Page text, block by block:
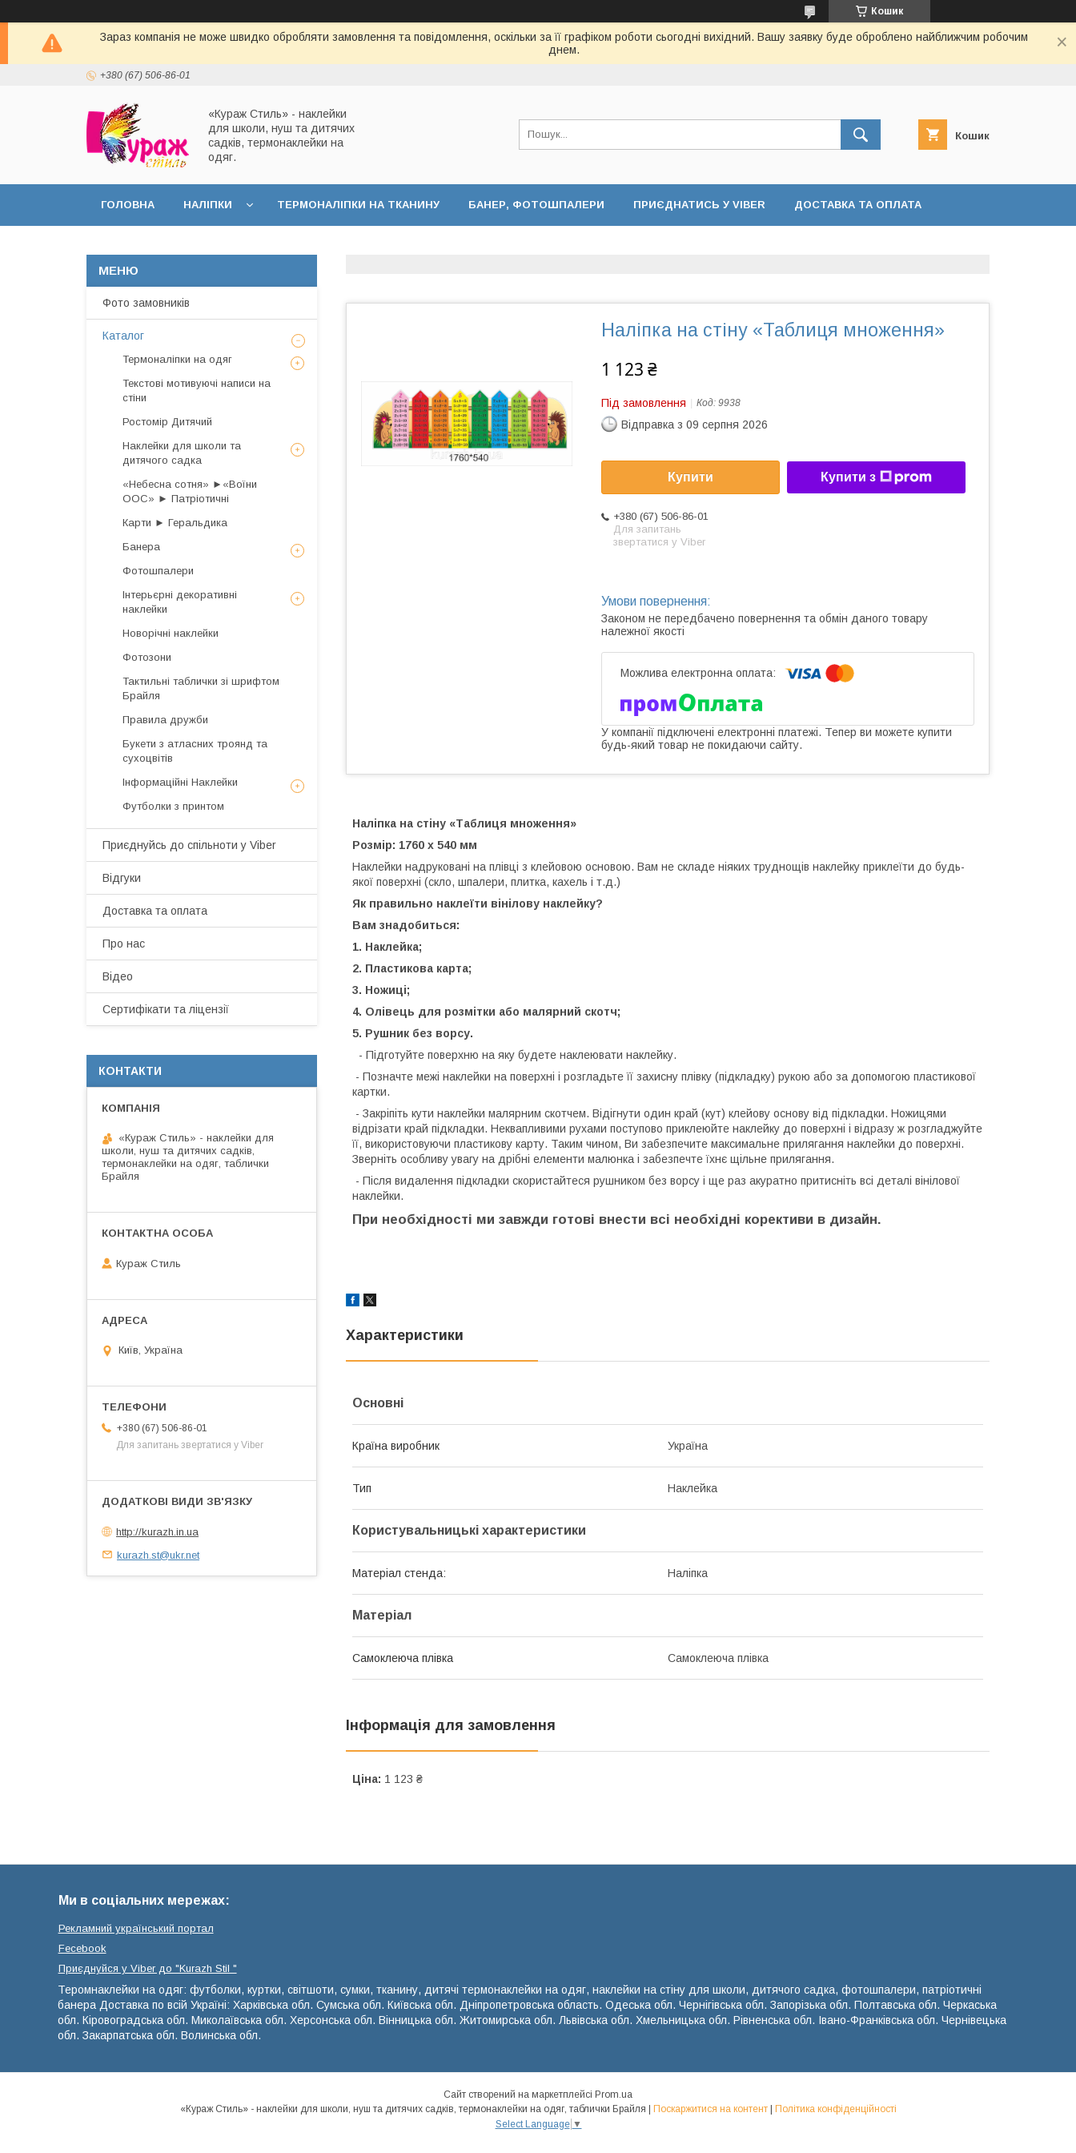
Кошик
Зараз компанія не може швидко обробляти замовлення та повідомлення, оскільки за її графіком роботи сьогодні вихідний. Вашу заявку буде оброблено найближчим робочим
днем.
+380 (67) 506-86-01
«Кураж Стиль» - наклейки
для школи, нуш та дитячих
садків, термонаклейки на
одяг.
Кошик
ГОЛОВНА НАЛІПКИ ТЕРМОНАЛІПКИ НА ТКАНИНУ БАНЕР, ФОТОШПАЛЕРИ ПРИЄДНАТИСЬ У VIBER ДОСТАВКА ТА ОПЛАТА
Наліпка на стіну «Таблиця множення»
1 123 ₴
Під замовлення Код: 9938
Відправка з 09 серпня 2026
Купити Купити з
+380 (67) 506-86-01
Для запитань
звертатися у Viber
Законом не передбачено повернення та обмін даного товару
належної якості
У компанії підключені електронні платежі. Тепер ви можете купити
будь-який товар не покидаючи сайту.
Наліпка на стіну «Таблиця множення»
Розмір: 1760 х 540 мм
Наклейки надруковані на плівці з клейовою основою. Вам не складе ніяких труднощів наклейку приклеїти до будь-
якої поверхні (скло, шпалери, плитка, кахель і т.д.)
Як правильно наклеїти вінілову наклейку?
Вам знадобиться:
1. Наклейка;
2. Пластикова карта;
3. Ножиці;
4. Олівець для розмітки або малярний скотч;
5. Рушник без ворсу.
- Підготуйте поверхню на яку будете наклеювати наклейку.
- Позначте межі наклейки на поверхні і розгладьте її захисну плівку (підкладку) рукою або за допомогою пластикової
картки.
- Закріпіть кути наклейки малярним скотчем. Відігнути один край (кут) клейову основу від підкладки. Ножицями
відрізати край підкладки. Неквапливими рухами поступово приклеюйте наклейку до поверхні і відразу ж розгладжуйте
її, використовуючи пластикову карту. Таким чином, Ви забезпечите максимальне прилягання наклейки до поверхні.
Зверніть особливу увагу на дрібні елементи малюнка і забезпечте їхнє щільне прилягання.
- Після видалення підкладки скористайтеся рушником без ворсу і ще раз акуратно притисніть всі деталі вінілової
наклейки.
При необхідності ми завжди готові внести всі необхідні корективи в дизайн.
Характеристики
Основні
Країна виробник Україна
Тип Наклейка
Користувальницькі характеристики
Матеріал стенда: Наліпка
Матеріал
Самоклеюча плівка Самоклеюча плівка
Інформація для замовлення
Ціна: 1 123 ₴
Фото замовників
Каталог
Термоналіпки на одяг
Текстові мотивуючі написи на
стіни
Ростомір Дитячий
Наклейки для школи та
дитячого садка
«Небесна сотня» ►«Воїни
ООС» ► Патріотичні
Карти ► Геральдика
Банера
Фотошпалери
Інтерьєрні декоративні
наклейки
Новорічні наклейки
Фотозони
Тактильні таблички зі шрифтом
Брайля
Правила дружби
Букети з атласних троянд та
сухоцвітів
Інформаційні Наклейки
Футболки з принтом
Приєднуйсь до спільноти у Viber
Відгуки
Доставка та оплата
Про нас
Відео
Сертифікати та ліцензії
КОНТАКТИ
«Кураж Стиль» - наклейки для
школи, нуш та дитячих садків,
термонаклейки на одяг, таблички
Брайля
Кураж Стиль
Київ, Україна
+380 (67) 506-86-01
Для запитань звертатися у Viber
http://kurazh.in.ua
kurazh.st@ukr.net
Ми в соціальних мережах:
Рекламний український портал
Fecebook
Приєднуйся у Viber до ⁨"Kurazh Stil "
Теромнаклейки на одяг: футболки, куртки, світшоти, сумки, тканину, дитячі термонаклейки на одяг, наклейки на стіну для школи, дитячого садка, фотошпалери, патріотичні
банера Доставка по всій Україні: Харківська обл. Сумська обл. Київська обл. Дніпропетровська область. Одеська обл. Чернігівська обл. Запорізька обл. Полтавська обл. Черкаська
обл. Кіровоградська обл. Миколаївська обл. Херсонська обл. Вінницька обл. Житомирська обл. Львівська обл. Хмельницька обл. Рівненська обл. Івано-Франківська обл. Чернівецька
обл. Закарпатська обл. Волинська обл.
Сайт створений на маркетплейсі Prom.ua
Поскаржитися на контент
Політика конфіденційності
Select Language ▼